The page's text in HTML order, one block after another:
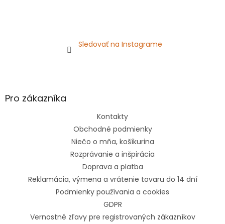
Sledovať na Instagrame
Pro zákazníka
Kontakty
Obchodné podmienky
Niečo o mňa, košíkurina
Rozprávanie a inšpirácia
Doprava a platba
Reklamácia, výmena a vrátenie tovaru do 14 dní
Podmienky používania a cookies
GDPR
Vernostné zľavy pre registrovaných zákazníkov